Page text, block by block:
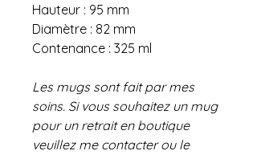
Hauteur : 95 mm
Diamètre : 82 mm
Contenance : 325 ml
Les mugs sont fait par mes
soins. Si vous souhaitez un mug
pour un retrait en boutique
veuillez me contacter ou le